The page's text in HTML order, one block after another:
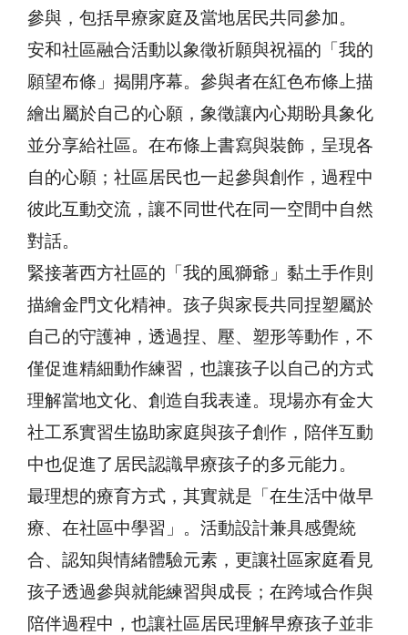
參與，包括早療家庭及當地居民共同參加。
安和社區融合活動以象徵祈願與祝福的「我的
願望布條」揭開序幕。參與者在紅色布條上描
繪出屬於自己的心願，象徵讓內心期盼具象化
並分享給社區。在布條上書寫與裝飾，呈現各
自的心願；社區居民也一起參與創作，過程中
彼此互動交流，讓不同世代在同一空間中自然
對話。
緊接著西方社區的「我的風獅爺」黏土手作則
描繪金門文化精神。孩子與家長共同捏塑屬於
自己的守護神，透過捏、壓、塑形等動作，不
僅促進精細動作練習，也讓孩子以自己的方式
理解當地文化、創造自我表達。現場亦有金大
社工系實習生協助家庭與孩子創作，陪伴互動
中也促進了居民認識早療孩子的多元能力。
最理想的療育方式，其實就是「在生活中做早
療、在社區中學習」。活動設計兼具感覺統
合、認知與情緒體驗元素，更讓社區家庭看見
孩子透過參與就能練習與成長；在跨域合作與
陪伴過程中，也讓社區居民理解早療孩子並非